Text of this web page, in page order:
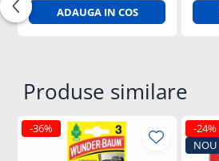
ADAUGA IN COS
Produse similare
-36%
-24%
NOU